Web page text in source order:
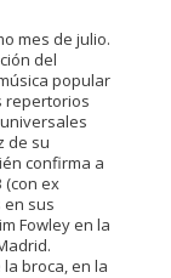
mes de julio.
del
popular
repertorios
de su
confirma a
(con ex
en sus
Fowley en la
broca, en la